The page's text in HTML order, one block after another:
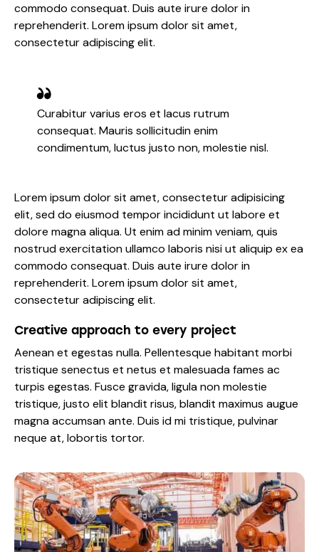
commodo consequat. Duis aute irure dolor in
reprehenderit. Lorem ipsum dolor sit amet,
consectetur adipiscing elit.
Curabitur varius eros et lacus rutrum
consequat. Mauris sollicitudin enim
condimentum, luctus justo non, molestie nisl.
Lorem ipsum dolor sit amet, consectetur adipisicing
elit, sed do eiusmod tempor incididunt ut labore et
dolore magna aliqua. Ut enim ad minim veniam, quis
nostrud exercitation ullamco laboris nisi ut aliquip ex ea
commodo consequat. Duis aute irure dolor in
reprehenderit. Lorem ipsum dolor sit amet,
consectetur adipiscing elit.
Creative approach to every project
Aenean et egestas nulla. Pellentesque habitant morbi
tristique senectus et netus et malesuada fames ac
turpis egestas. Fusce gravida, ligula non molestie
tristique, justo elit blandit risus, blandit maximus augue
magna accumsan ante. Duis id mi tristique, pulvinar
neque at, lobortis tortor.